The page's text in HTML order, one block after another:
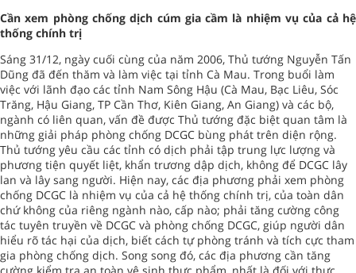
Cần xem phòng chống dịch cúm gia cầm là nhiệm vụ của cả hệ
thống chính trị
Sáng 31/12, ngày cuối cùng của năm 2006, Thủ tướng Nguyễn Tấn
Dũng đã đến thăm và làm việc tại tỉnh Cà Mau. Trong buổi làm
việc với lãnh đạo các tỉnh Nam Sông Hậu (Cà Mau, Bạc Liêu, Sóc
Trăng, Hậu Giang, TP Cần Thơ, Kiên Giang, An Giang) và các bộ,
ngành có liên quan, vấn đề được Thủ tướng đặc biệt quan tâm là
những giải pháp phòng chống DCGC bùng phát trên diện rộng.
Thủ tướng yêu cầu các tỉnh có dịch phải tập trung lực lượng và
phương tiện quyết liệt, khẩn trương dập dịch, không để DCGC lây
lan và lây sang người. Hiện nay, các địa phương phải xem phòng
chống DCGC là nhiệm vụ của cả hệ thống chính trị, của toàn dân
chứ không của riêng ngành nào, cấp nào; phải tăng cường công
tác tuyên truyền về DCGC và phòng chống DCGC, giúp người dân
hiểu rõ tác hại của dịch, biết cách tự phòng tránh và tích cực tham
gia phòng chống dịch. Song song đó, các địa phương cần tăng